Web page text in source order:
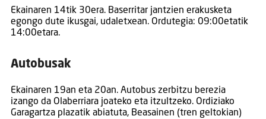
Ekainaren 14tik 30era. Baserritar jantzien erakusketa
egongo dute ikusgai, udaletxean. Ordutegia: 09:00etatik
14:00etara.
Autobusak
Ekainaren 19an eta 20an. Autobus zerbitzu berezia
izango da Olaberriara joateko eta itzultzeko. Ordiziako
Garagartza plazatik abiatuta, Beasainen (tren geltokian)